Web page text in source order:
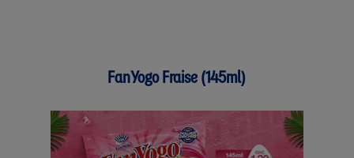
FanYogo Fraise (145ml)